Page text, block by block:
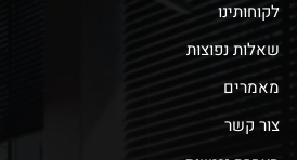
לקוחותינו
שאלות נפוצות
מאמרים
צור קשר